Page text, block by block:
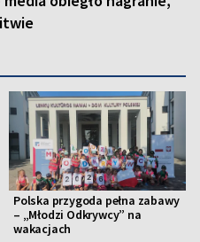
Polska przygoda pełna zabawy
– „Młodzi Odkrywcy” na
wakacjach